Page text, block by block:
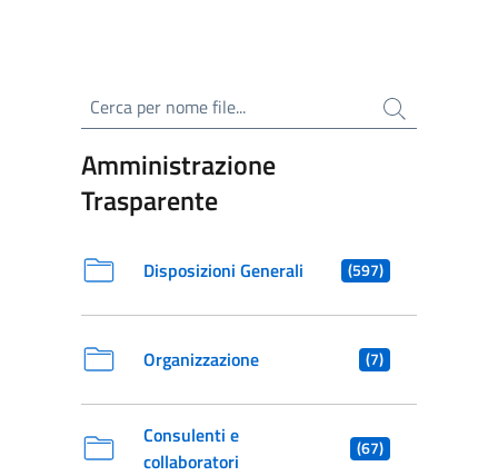
Cerca per nome file
Amministrazione
Trasparente
Disposizioni Generali (597)
Organizzazione (7)
Consulenti e
collaboratori
(67)